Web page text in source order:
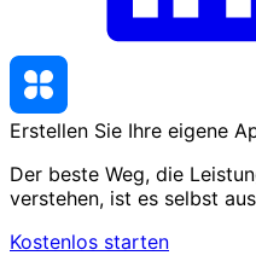
Erstellen Sie Ihre eigene
Der beste Weg, die
verstehen, ist es selbst
Kostenlos starten